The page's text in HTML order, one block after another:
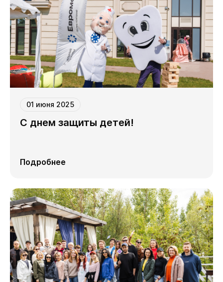
01 июня 2025
С днем защиты детей!
Подробнее